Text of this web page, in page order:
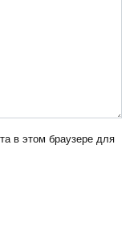
в этом браузере для